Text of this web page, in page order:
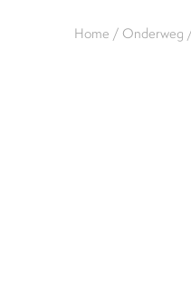
Home / Onderweg